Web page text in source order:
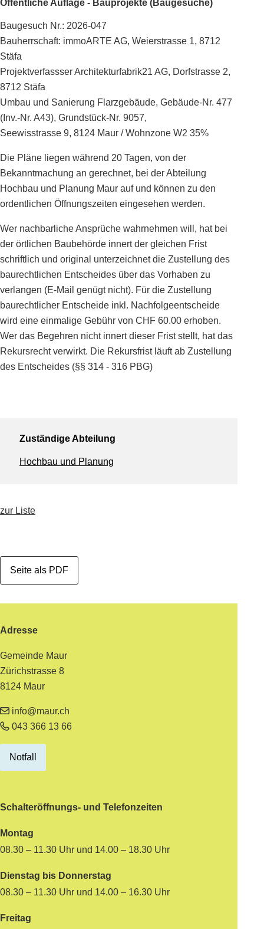
Öffentliche Auflage - Bauprojekte (Baugesuche)
Baugesuch Nr.: 2026-047
Bauherrschaft: immoARTE AG, Weierstrasse 1, 8712
Stäfa
Projektverfassser Architekturfabrik21 AG, Dorfstrasse 2,
8712 Stäfa
Umbau und Sanierung Flarzgebäude, Gebäude-Nr. 477
(Inv.-Nr. A43), Grundstück-Nr. 9057,
Seewisstrasse 9, 8124 Maur / Wohnzone W2 35%
Die Pläne liegen während 20 Tagen, von der
Bekanntmachung an gerechnet, bei der Abteilung
Hochbau und Planung Maur auf und können zu den
ordentlichen Öffnungszeiten eingesehen werden.
Wer nachbarliche Ansprüche wahrnehmen will, hat bei
der örtlichen Baubehörde innert der gleichen Frist
schriftlich und original unterzeichnet die Zustellung des
baurechtlichen Entscheides über das Vorhaben zu
verlangen (E-Mail genügt nicht). Für die Zustellung
baurechtlicher Entscheide inkl. Nachfolgeentscheide
wird eine einmalige Gebühr von CHF 60.00 erhoben.
Wer das Begehren nicht innert dieser Frist stellt, hat das
Rekursrecht verwirkt. Die Rekursfrist läuft ab Zustellung
des Entscheides (§§ 314 - 316 PBG)
Zuständige Abteilung
Hochbau und Planung
zur Liste
Seite als PDF
Adresse
Gemeinde Maur
Zürichstrasse 8
8124 Maur
info@maur.ch
043 366 13 66
Notfall
Schalteröffnungs- und Telefonzeiten
Montag
08.30 – 11.30 Uhr und 14.00 – 18.30 Uhr
Dienstag bis Donnerstag
08.30 – 11.30 Uhr und 14.00 – 16.30 Uhr
Freitag